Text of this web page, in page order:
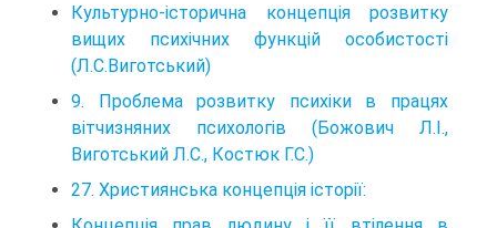
Культурно-історична концепція розвитку
вищих психічних функцій особистості
(Л.С.Виготський)
9. Проблема розвитку психіки в працях
вітчизняних психологів (Божович Л.І.,
Виготський Л.С., Костюк Г.С.)
27. Християнська концепція історії: